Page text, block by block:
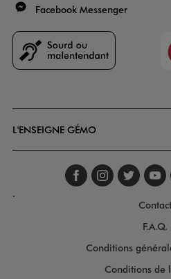
Facebook Messenger
L'ENSEIGNE GÉMO
Suivez-
.
Contact
F.A.Q.
Conditions
Conditions de